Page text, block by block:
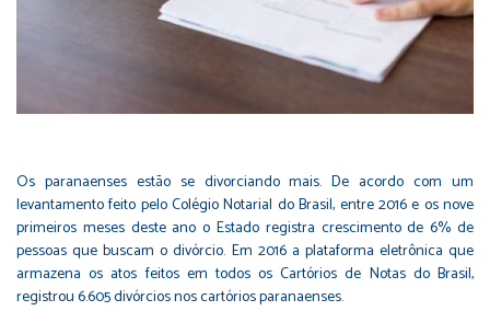
Os paranaenses estão se divorciando mais. De acordo com um
levantamento feito pelo Colégio Notarial do Brasil, entre 2016 e os nove
primeiros meses deste ano o Estado registra crescimento de 6% de
pessoas que buscam o divórcio. Em 2016 a plataforma eletrônica que
armazena os atos feitos em todos os Cartórios de Notas do Brasil,
registrou 6.605 divórcios nos cartórios paranaenses.